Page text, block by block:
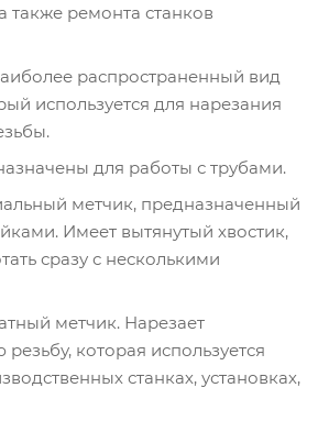
также ремонта станков
распространенный вид
используется для нарезания
для работы с трубами.
метчик, предназначенный
Имеет вытянутый хвостик,
сразу с несколькими
метчик. Нарезает
которая используется
станках, установках,